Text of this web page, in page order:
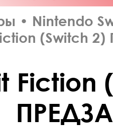
• Nintendo
(Switch
Fiction